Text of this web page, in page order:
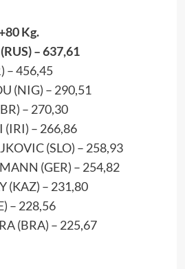
Kg.
– 637,61
– 456,45
(NIG) – 290,51
– 270,30
(IRI) – 266,86
(SLO) – 258,93
(GER) – 254,82
(KAZ) – 231,80
– 228,56
(BRA) – 225,67